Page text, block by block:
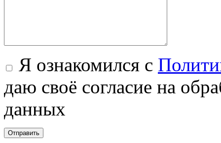
Я ознакомился с
даю своё согласие на
данных